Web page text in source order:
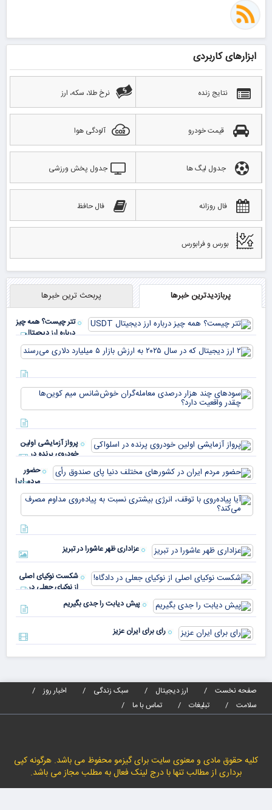
ابزارهای کاربردی
نتایج زنده نرخ طلا، سکه، ارز
قیمت خودرو آلودگی هوا
جدول لیگ ها جدول پخش ورزشی
فال روزانه فال حافظ
بورس و فرابورس
پربازدیدترین خبرها پربحث ترین خبرها
تتر چیست؟ همه چیز
درباره ارز دیجیتال
USDT
پرواز آزمایشی اولین
خودروی پرنده در
اسلواکی
حضور
مردم ایران
در
کشورهای
مختلف
دنیا پای
صندوق
عزاداری ظهر عاشورا در تبریز
شکست نوکیای اصلی
از نوکیای جعلی در
دادگاه!
پیش دیابت را جدی بگیریم
رای برای ایران عزیز
صفحه نخست ارز دیجیتال سبک زندگی
اخبار روز
سلامت
تبلیغات تماس با ما
کلیه حقوق مادی و معنوی سایت برای گیزمو محفوظ می باشد. هرگونه کپی
برداری از مطالب تنها با درج لینک فعال به مطلب مجاز می باشد.